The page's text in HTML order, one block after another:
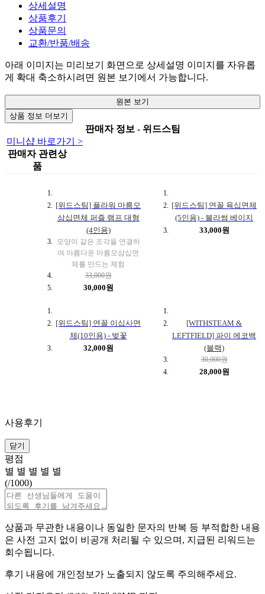
상세설명
상품후기
상품문의
교환/반품/배송
아래 이미지는 미리보기 화면으로 상세설명 이미지를 자유롭
게 확대 축소하시려면 원본 보기에서 가능합니다.
원본 보기
상품 정보 더보기
판매자 정보 - 위드스팀
미니샵 바로가기 >
판매자 관련상
품
[위드스팀] 플라워 마름모
삼십면체 퍼즐 램프 대형
(4인용)
모양이 같은 조각을 연결하
여 아름다운 마름모삼십면
체를 만드는 체험
33,000원
30,000원
[위드스팀] 연꼴 육십면체
(5인용) - 블라썸 베이지
33,000원
[위드스팀] 연꼴 이십사면
체(10인용) - 벚꽃
32,000원
[WITHSTEAM &
LEFTFIELD] 파이 에코백
(블랙)
30,000원
28,000원
사용후기
닫기
평점
별 별 별 별 별
(/1000)
상품과 무관한 내용이나 동일한 문자의 반복 등 부적합한 내용
은 사전 고지 없이 비공개 처리될 수 있으며, 지급된 리워드는
회수됩니다.
후기 내용에 개인정보가 노출되지 않도록 주의해주세요.